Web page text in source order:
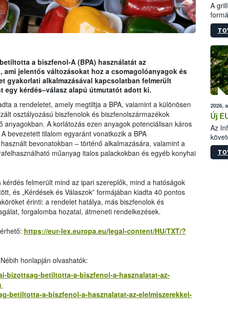
a biszfenol-A (BPA) használatát az
ami jelentős változásokat hoz a csomagolóanyagok és
gyakorlati alkalmazásával kapcsolatban felmerült
egy kérdés–válasz alapú útmutatót adott ki.
a rendeletet, amely megtiltja a BPA, valamint a különösen
osztályozású biszfenolok és biszfenolszármazékok
anyagokban. A korlátozás ezen anyagok potenciálisan káros
bevezetett tilalom egyaránt vonatkozik a BPA
bevonatokban – történő alkalmazására, valamint a
műanyag italos palackokban és egyéb konyhai
felmerült mind az ipari szereplők, mind a hatóságok
és „Kérdések és Válaszok” formájában kiadta 40 pontos
érinti: a rendelet hatálya, más biszfenolok és
forgalomba hozatal, átmeneti rendelkezések.
https://eur-lex.europa.eu/legal-content/HU/TXT/?
honlapján olvashatók:
bizottsag-betiltotta-a-biszfenol-a-hasznalatat-az-
betiltotta-a-biszfenol-a-hasznalatat-az-elelmiszerekkel-
A
a
2026.
Új
Az